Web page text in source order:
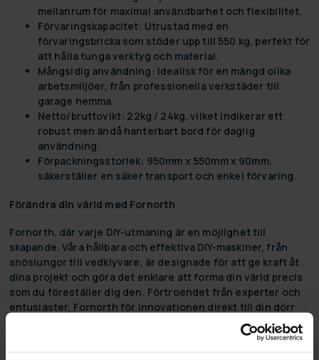
mellanrum för maximal användbarhet och flexibilitet.
Förvaringskapacitet: Utrustad med en
förvaringsbricka som stöder upp till 550 kg, perfekt för
att hålla tunga verktyg och material.
Mångsidig användning: Idealisk för en mängd olika
arbetsmiljöer, från professionella verkstäder till
garage hemma.
Netto/bruttovikt: 22kg / 24kg, vilket indikerar ett
robust men ändå hanterbart bord för daglig
användning.
Förpackningsstorlek: 950mm x 550mm x 90mm,
säkerställer en säker transport och enkel förvaring.
Förändra din värld med Fornorth
Fornorth, där varje DIY-utmaning är en möjlighet till
skapande. Våra hållbara och effektiva DIY-maskiner, från
snöslungor till vedklyvare, är designade för att ge kraft åt
dina projekt och göra det enklare att forma din värld precis
som du föreställer dig den. Förtroendet från experter och
entusiaster, Fornorth för innovationen direkt till din dörr
och ser till att dina drömmar inte bara förblir drömmar.
Utforska vår kollektion idag och börja bygga dina drömmar